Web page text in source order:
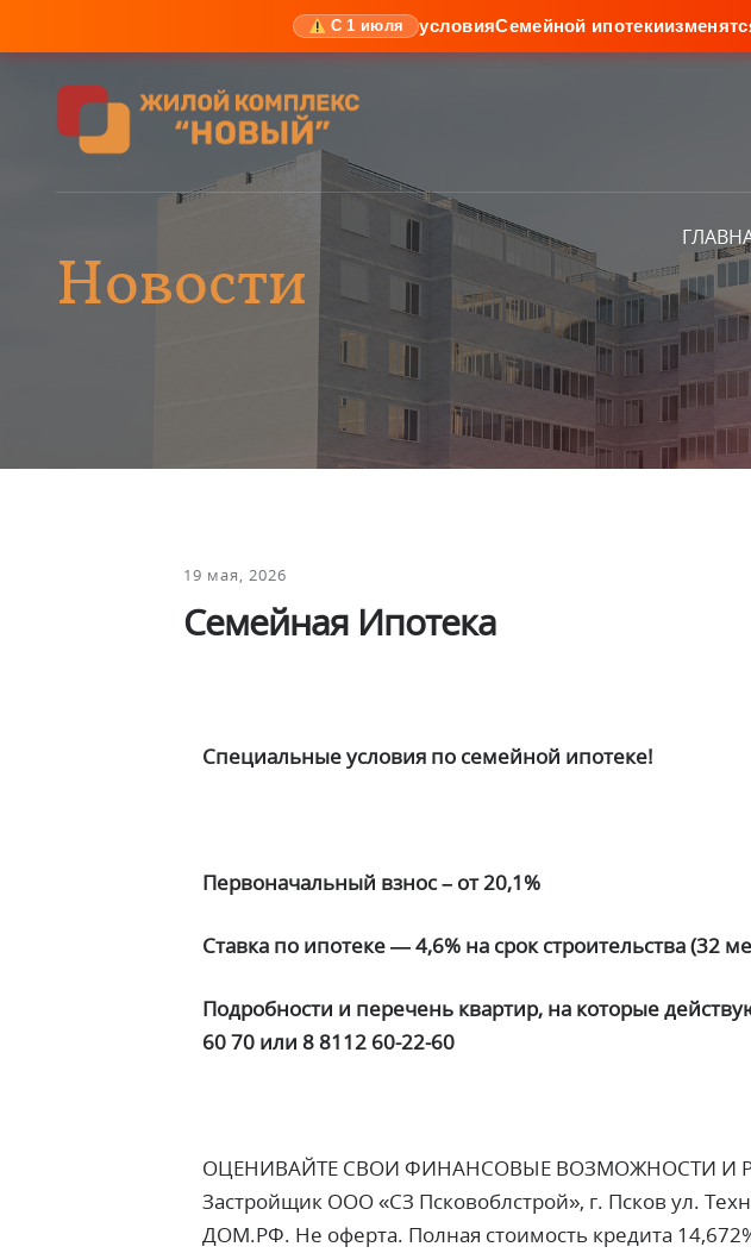
С 1 июля условияСемейной ипотеки
Новости
19 мая, 2026
Семейная Ипотека
Специальные условия по семейной ипотеке!
Первоначальный взнос – от 20,1%
Ставка по ипотеке — 4,6% на срок строительства (32
Подробности и перечень квартир, на которые
60 70 или 8 8112 60-22-60
ОЦЕНИВАЙТЕ СВОИ ФИНАНСОВЫЕ ВОЗМОЖНОСТИ И
Застройщик ООО «СЗ Псковоблстрой», г. Псков ул.
ДОМ.РФ. Не оферта. Полная стоимость кредита